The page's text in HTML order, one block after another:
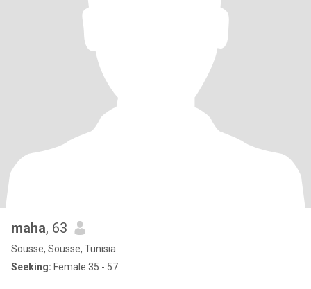
maha, 63
Sousse, Sousse, Tunisia
Seeking: Female 35 - 57